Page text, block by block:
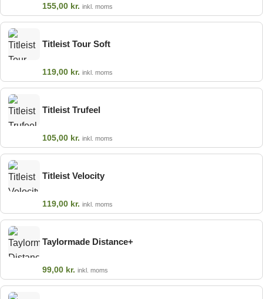
155,00 kr. inkl. moms
Titleist Tour Soft
119,00 kr. inkl. moms
Titleist Trufeel
105,00 kr. inkl. moms
Titleist Velocity
119,00 kr. inkl. moms
Taylormade Distance+
99,00 kr. inkl. moms